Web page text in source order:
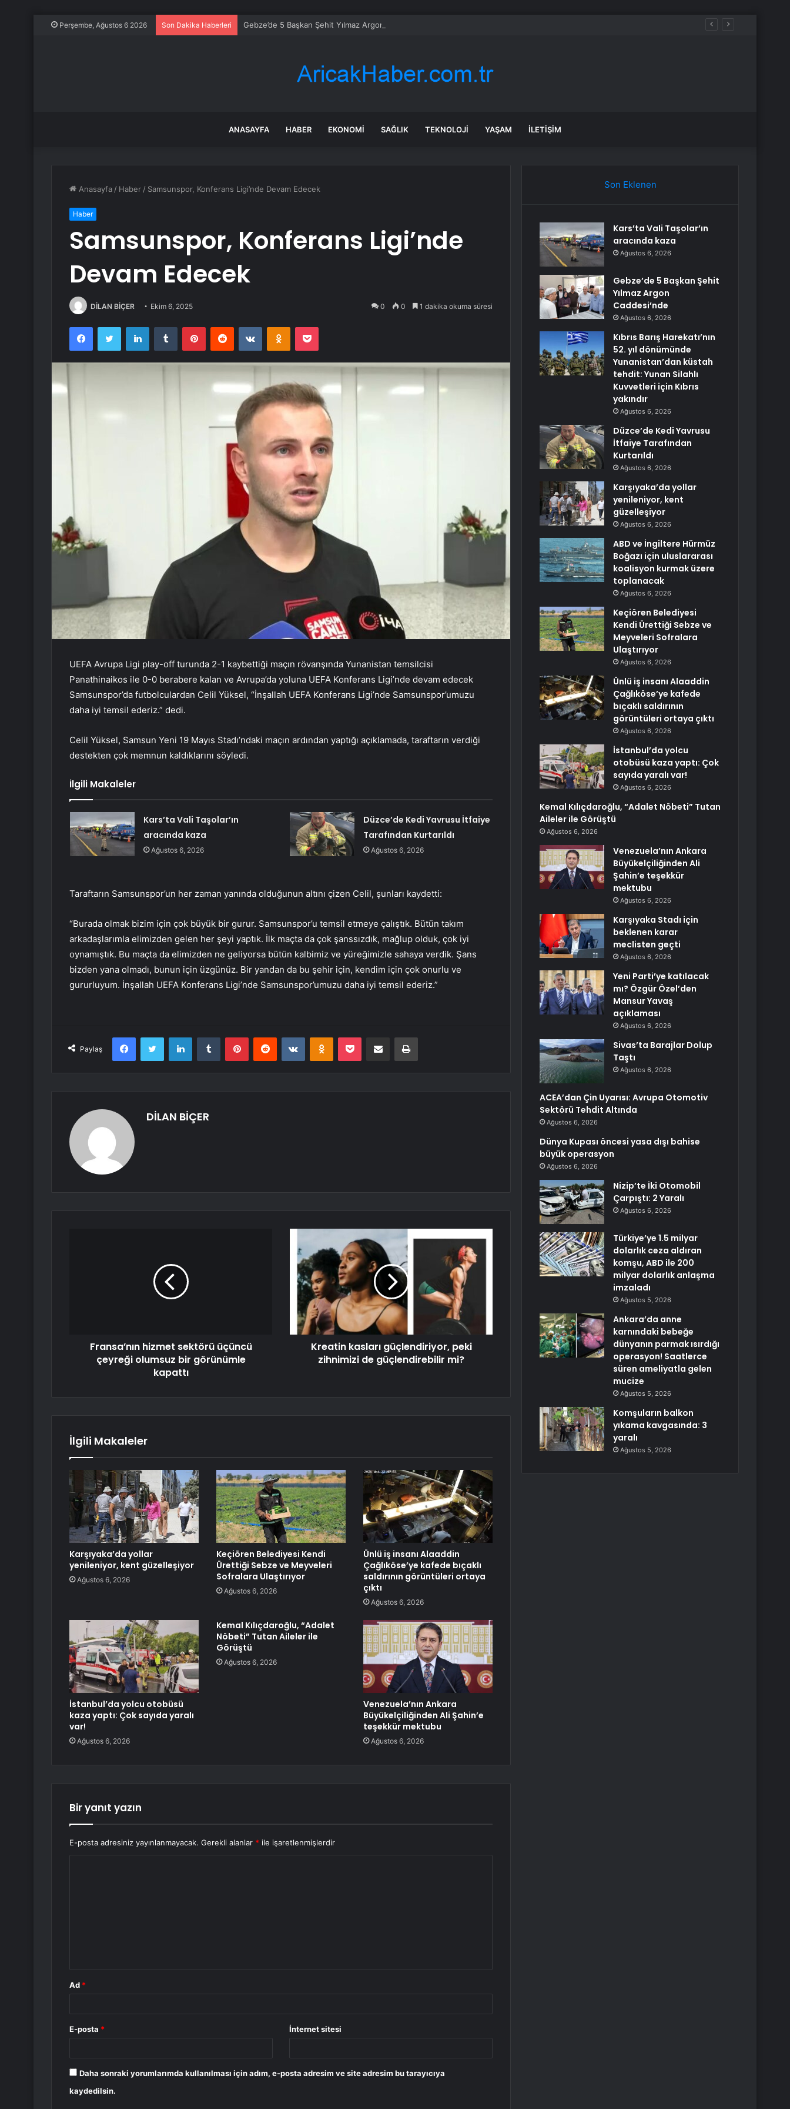
Perşembe, Ağustos 6 2026 Son Dakika Haberleri Gebze’de 5 Başkan Şehit Yılmaz Argon Caddesi’nde
ANASAYFA HABER EKONOMI SAĞLIK TEKNOLOJI YAŞAM İLETIŞIM
Anasayfa / Haber / Samsunspor, Konferans Ligi’nde Devam Edecek
Haber
Samsunspor, Konferans Ligi’nde
Devam Edecek
DİLAN BİÇER Ekim 6, 2025 0 0 1 dakika okuma süresi
FacebookTwitter LinkedInTumblr PinterestReddit VKontakteOdnoklassniki
Pocket
UEFA Avrupa Ligi play-off turunda 2-1 kaybettiği maçın rövanşında Yunanistan temsilcisi
Panathinaikos ile 0-0 berabere kalan ve Avrupa’da yoluna UEFA Konferans Ligi’nde devam edecek
Samsunspor’da futbolculardan Celil Yüksel, “İnşallah UEFA Konferans Ligi’nde Samsunspor’umuzu
daha iyi temsil ederiz.” dedi.
Celil Yüksel, Samsun Yeni 19 Mayıs Stadı’ndaki maçın ardından yaptığı açıklamada, taraftarın verdiği
destekten çok memnun kaldıklarını söyledi.
İlgili Makaleler
Kars’ta Vali Taşolar’ın
aracında kaza
Ağustos 6, 2026
Düzce’de Kedi Yavrusu İtfaiye
Tarafından Kurtarıldı
Ağustos 6, 2026
Taraftarın Samsunspor’un her zaman yanında olduğunun altını çizen Celil, şunları kaydetti:
“Burada olmak bizim için çok büyük bir gurur. Samsunspor’u temsil etmeye çalıştık. Bütün takım
arkadaşlarımla elimizden gelen her şeyi yaptık. İlk maçta da çok şanssızdık, mağlup olduk, çok iyi
oynamıştık. Bu maçta da elimizden ne geliyorsa bütün kalbimiz ve yüreğimizle sahaya verdik. Şans
bizden yana olmadı, bunun için üzgünüz. Bir yandan da bu şehir için, kendim için çok onurlu ve
gururluyum. İnşallah UEFA Konferans Ligi’nde Samsunspor’umuzu daha iyi temsil ederiz.”
Paylaş
FacebookTwitter LinkedInTumblr PinterestReddit VKontakteOdnoklassniki
Pocket E-Posta ile paylaş Yazdır
DİLAN BİÇER
Fransa’nın hizmet sektörü üçüncü
çeyreği olumsuz bir görünümle
kapattı
Kreatin kasları güçlendiriyor, peki
zihnimizi de güçlendirebilir mi?
İlgili Makaleler
Karşıyaka’da yollar
yenileniyor, kent güzelleşiyor
Ağustos 6, 2026
Keçiören Belediyesi Kendi
Ürettiği Sebze ve Meyveleri
Sofralara Ulaştırıyor
Ağustos 6, 2026
Ünlü iş insanı Alaaddin
Çağlıköse’ye kafede bıçaklı
saldırının görüntüleri ortaya
çıktı
Ağustos 6, 2026
İstanbul’da yolcu otobüsü
kaza yaptı: Çok sayıda yaralı
var!
Ağustos 6, 2026
Kemal Kılıçdaroğlu, “Adalet
Nöbeti” Tutan Aileler ile
Görüştü
Ağustos 6, 2026
Venezuela’nın Ankara
Büyükelçiliğinden Ali Şahin’e
teşekkür mektubu
Ağustos 6, 2026
Bir yanıt yazın
E-posta adresiniz yayınlanmayacak. Gerekli alanlar * ile işaretlenmişlerdir
Ad *
E-posta * İnternet sitesi
Daha sonraki yorumlarımda kullanılması için adım, e-posta adresim ve site adresim bu tarayıcıya
kaydedilsin.
Son Eklenen
Kars’ta Vali Taşolar’ın
aracında kaza
Ağustos 6, 2026
Gebze’de 5 Başkan Şehit
Yılmaz Argon
Caddesi’nde
Ağustos 6, 2026
Kıbrıs Barış Harekatı’nın
52. yıl dönümünde
Yunanistan’dan küstah
tehdit: Yunan Silahlı
Kuvvetleri için Kıbrıs
yakındır
Ağustos 6, 2026
Düzce’de Kedi Yavrusu
İtfaiye Tarafından
Kurtarıldı
Ağustos 6, 2026
Karşıyaka’da yollar
yenileniyor, kent
güzelleşiyor
Ağustos 6, 2026
ABD ve İngiltere Hürmüz
Boğazı için uluslararası
koalisyon kurmak üzere
toplanacak
Ağustos 6, 2026
Keçiören Belediyesi
Kendi Ürettiği Sebze ve
Meyveleri Sofralara
Ulaştırıyor
Ağustos 6, 2026
Ünlü iş insanı Alaaddin
Çağlıköse’ye kafede
bıçaklı saldırının
görüntüleri ortaya çıktı
Ağustos 6, 2026
İstanbul’da yolcu
otobüsü kaza yaptı: Çok
sayıda yaralı var!
Ağustos 6, 2026
Kemal Kılıçdaroğlu, “Adalet Nöbeti” Tutan
Aileler ile Görüştü
Ağustos 6, 2026
Venezuela’nın Ankara
Büyükelçiliğinden Ali
Şahin’e teşekkür
mektubu
Ağustos 6, 2026
Karşıyaka Stadı için
beklenen karar
meclisten geçti
Ağustos 6, 2026
Yeni Parti’ye katılacak
mı? Özgür Özel’den
Mansur Yavaş
açıklaması
Ağustos 6, 2026
Sivas’ta Barajlar Dolup
Taştı
Ağustos 6, 2026
ACEA’dan Çin Uyarısı: Avrupa Otomotiv
Sektörü Tehdit Altında
Ağustos 6, 2026
Dünya Kupası öncesi yasa dışı bahise
büyük operasyon
Ağustos 6, 2026
Nizip’te İki Otomobil
Çarpıştı: 2 Yaralı
Ağustos 6, 2026
Türkiye’ye 1.5 milyar
dolarlık ceza aldıran
komşu, ABD ile 200
milyar dolarlık anlaşma
imzaladı
Ağustos 5, 2026
Ankara’da anne
karnındaki bebeğe
dünyanın parmak ısırdığı
operasyon! Saatlerce
süren ameliyatla gelen
mucize
Ağustos 5, 2026
Komşuların balkon
yıkama kavgasında: 3
yaralı
Ağustos 5, 2026